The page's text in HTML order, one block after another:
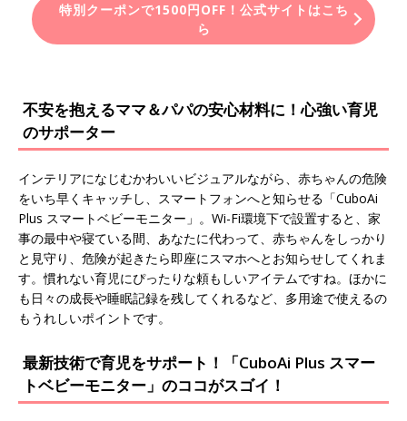
特別クーポンで1500円OFF！公式サイトはこち
ら
不安を抱えるママ＆パパの安心材料に！心強い育児
のサポーター
インテリアになじむかわいいビジュアルながら、赤ちゃんの危険
をいち早くキャッチし、スマートフォンへと知らせる「CuboAi
Plus スマートベビーモニター」。Wi-Fi環境下で設置すると、家
事の最中や寝ている間、あなたに代わって、赤ちゃんをしっかり
と見守り、危険が起きたら即座にスマホへとお知らせしてくれま
す。慣れない育児にぴったりな頼もしいアイテムですね。ほかに
も日々の成長や睡眠記録を残してくれるなど、多用途で使えるの
もうれしいポイントです。
最新技術で育児をサポート！「CuboAi Plus スマー
トベビーモニター」のココがスゴイ！